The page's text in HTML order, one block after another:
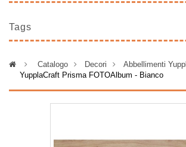
Tags
> Catalogo > Decori > Abbellimenti
YupplaCraft Prisma FOTOAlbum - Bianco